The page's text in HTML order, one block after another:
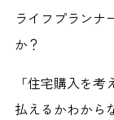
ライフプランナ
か？
「住宅購入を
払えるかわから